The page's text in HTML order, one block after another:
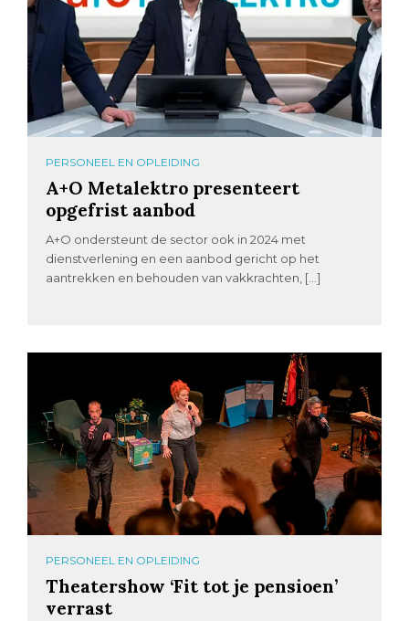
PERSONEEL EN OPLEIDING
A+O Metalektro presenteert
opgefrist aanbod
A+O ondersteunt de sector ook in 2024 met
dienstverlening en een aanbod gericht op het
aantrekken en behouden van vakkrachten, […]
PERSONEEL EN OPLEIDING
Theatershow ‘Fit tot je pensioen’
verrast